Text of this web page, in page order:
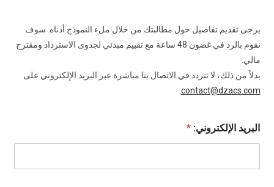
يرجى تقديم تفاصيل حول مطالبتك من خلال ملء النموذج أدناه. سوف
نقوم بالرد في غضون 48 ساعة مع تقييم مبدئي لجدوى الاسترداد ومقترح
مالي.
بدلاً من ذلك، لا تتردد في الاتصال بنا مباشرة عبر البريد الإلكتروني على
contact@dzacs.com
البريد الإلكتروني:*